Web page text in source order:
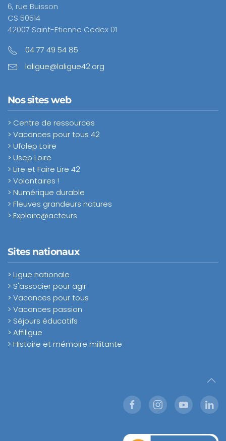
6, rue Buisson
CS 50514
42007 Saint-Etienne Cedex 01
04 77 49 54 85
laligue@laligue42.org
Nos sites web
> Centre de ressources
> Vacances pour tous 42
> Ufolep Loire
> Usep Loire
> Lire et Faire Lire 42
> Volontaires !
> Numérique durable
> Fleuves grandeurs natures
> Exploire@acteurs
Sites nationaux
> Ligue nationale
> S'associer pour agir
> Vacances pour tous
> Vacances passion
> Séjours éducatifs
> Affiligue
> Histoire et mémoire militante